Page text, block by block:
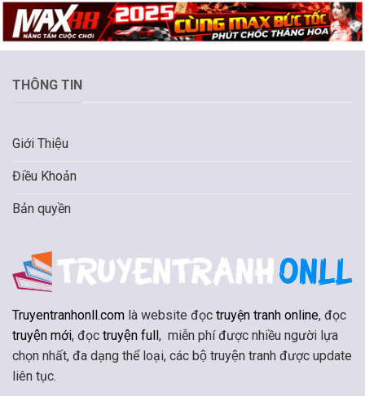
THÔNG TIN
Giới Thiệu
Điều Khoản
Bản quyền
Truyentranhonll.com là website đọc truyện tranh online, đọc
truyện mới, đọc truyện full, miễn phí được nhiều người lựa
chọn nhất, đa dạng thể loại, các bộ truyện tranh được update
liên tục.